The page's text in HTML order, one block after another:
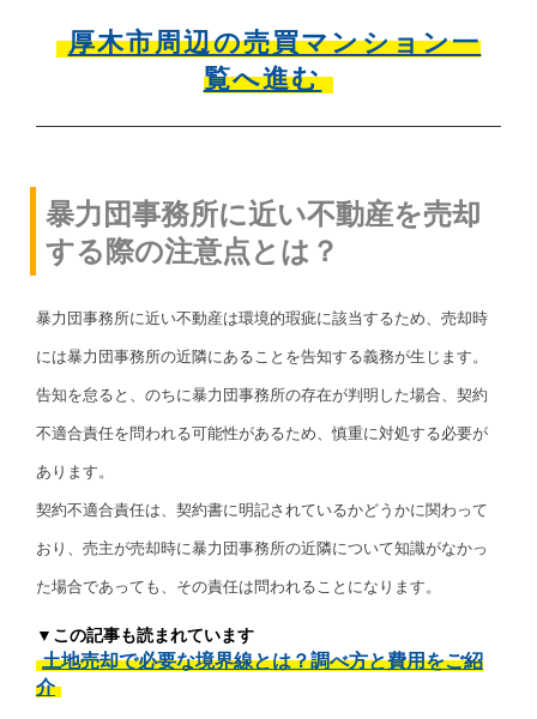
厚木市周辺の売買マンション一
覧へ進む
暴力団事務所に近い不動産を売却
する際の注意点とは？
暴力団事務所に近い不動産は環境的瑕疵に該当するため、売却時
には暴力団事務所の近隣にあることを告知する義務が生じます。
告知を怠ると、のちに暴力団事務所の存在が判明した場合、契約
不適合責任を問われる可能性があるため、慎重に対処する必要が
あります。
契約不適合責任は、契約書に明記されているかどうかに関わって
おり、売主が売却時に暴力団事務所の近隣について知識がなかっ
た場合であっても、その責任は問われることになります。
▼この記事も読まれています
土地売却で必要な境界線とは？調べ方と費用をご紹
介